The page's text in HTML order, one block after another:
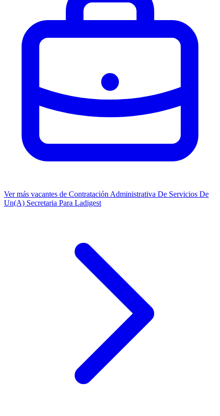
Ver más vacantes de Contratación Administrativa De Servicios De
Un(A) Secretaria Para Ladigest